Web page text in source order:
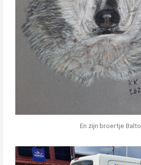
En zijn broertje Balto